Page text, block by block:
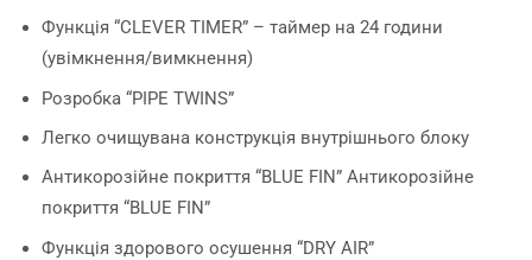
Функція “СLEVER TIMER” – таймер на 24 години
(увімкнення/вимкнення)
Розробка “PIPE TWINS”
Легко очищувана конструкція внутрішнього блоку
Антикорозійне покриття “BLUE FIN” Антикорозійне
покриття “BLUE FIN”
Функція здорового осушення “DRY AIR”